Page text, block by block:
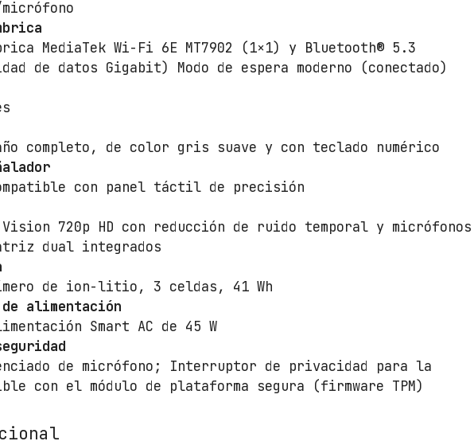
i
v
n
i
a
MediaTek Wi-Fi 6E MT7902 (1×1) y Bluetooth® 5.3
de datos Gigabit) Modo de espera moderno (conectado)
completo, de color gris suave y con teclado numérico
con panel táctil de precisión
Vision 720p HD con reducción de ruido temporal y micrófonos
dual integrados
de ion-litio, 3 celdas, 41 Wh
alimentación
Smart AC de 45 W
de micrófono; Interruptor de privacidad para la
con el módulo de plataforma segura (firmware TPM)